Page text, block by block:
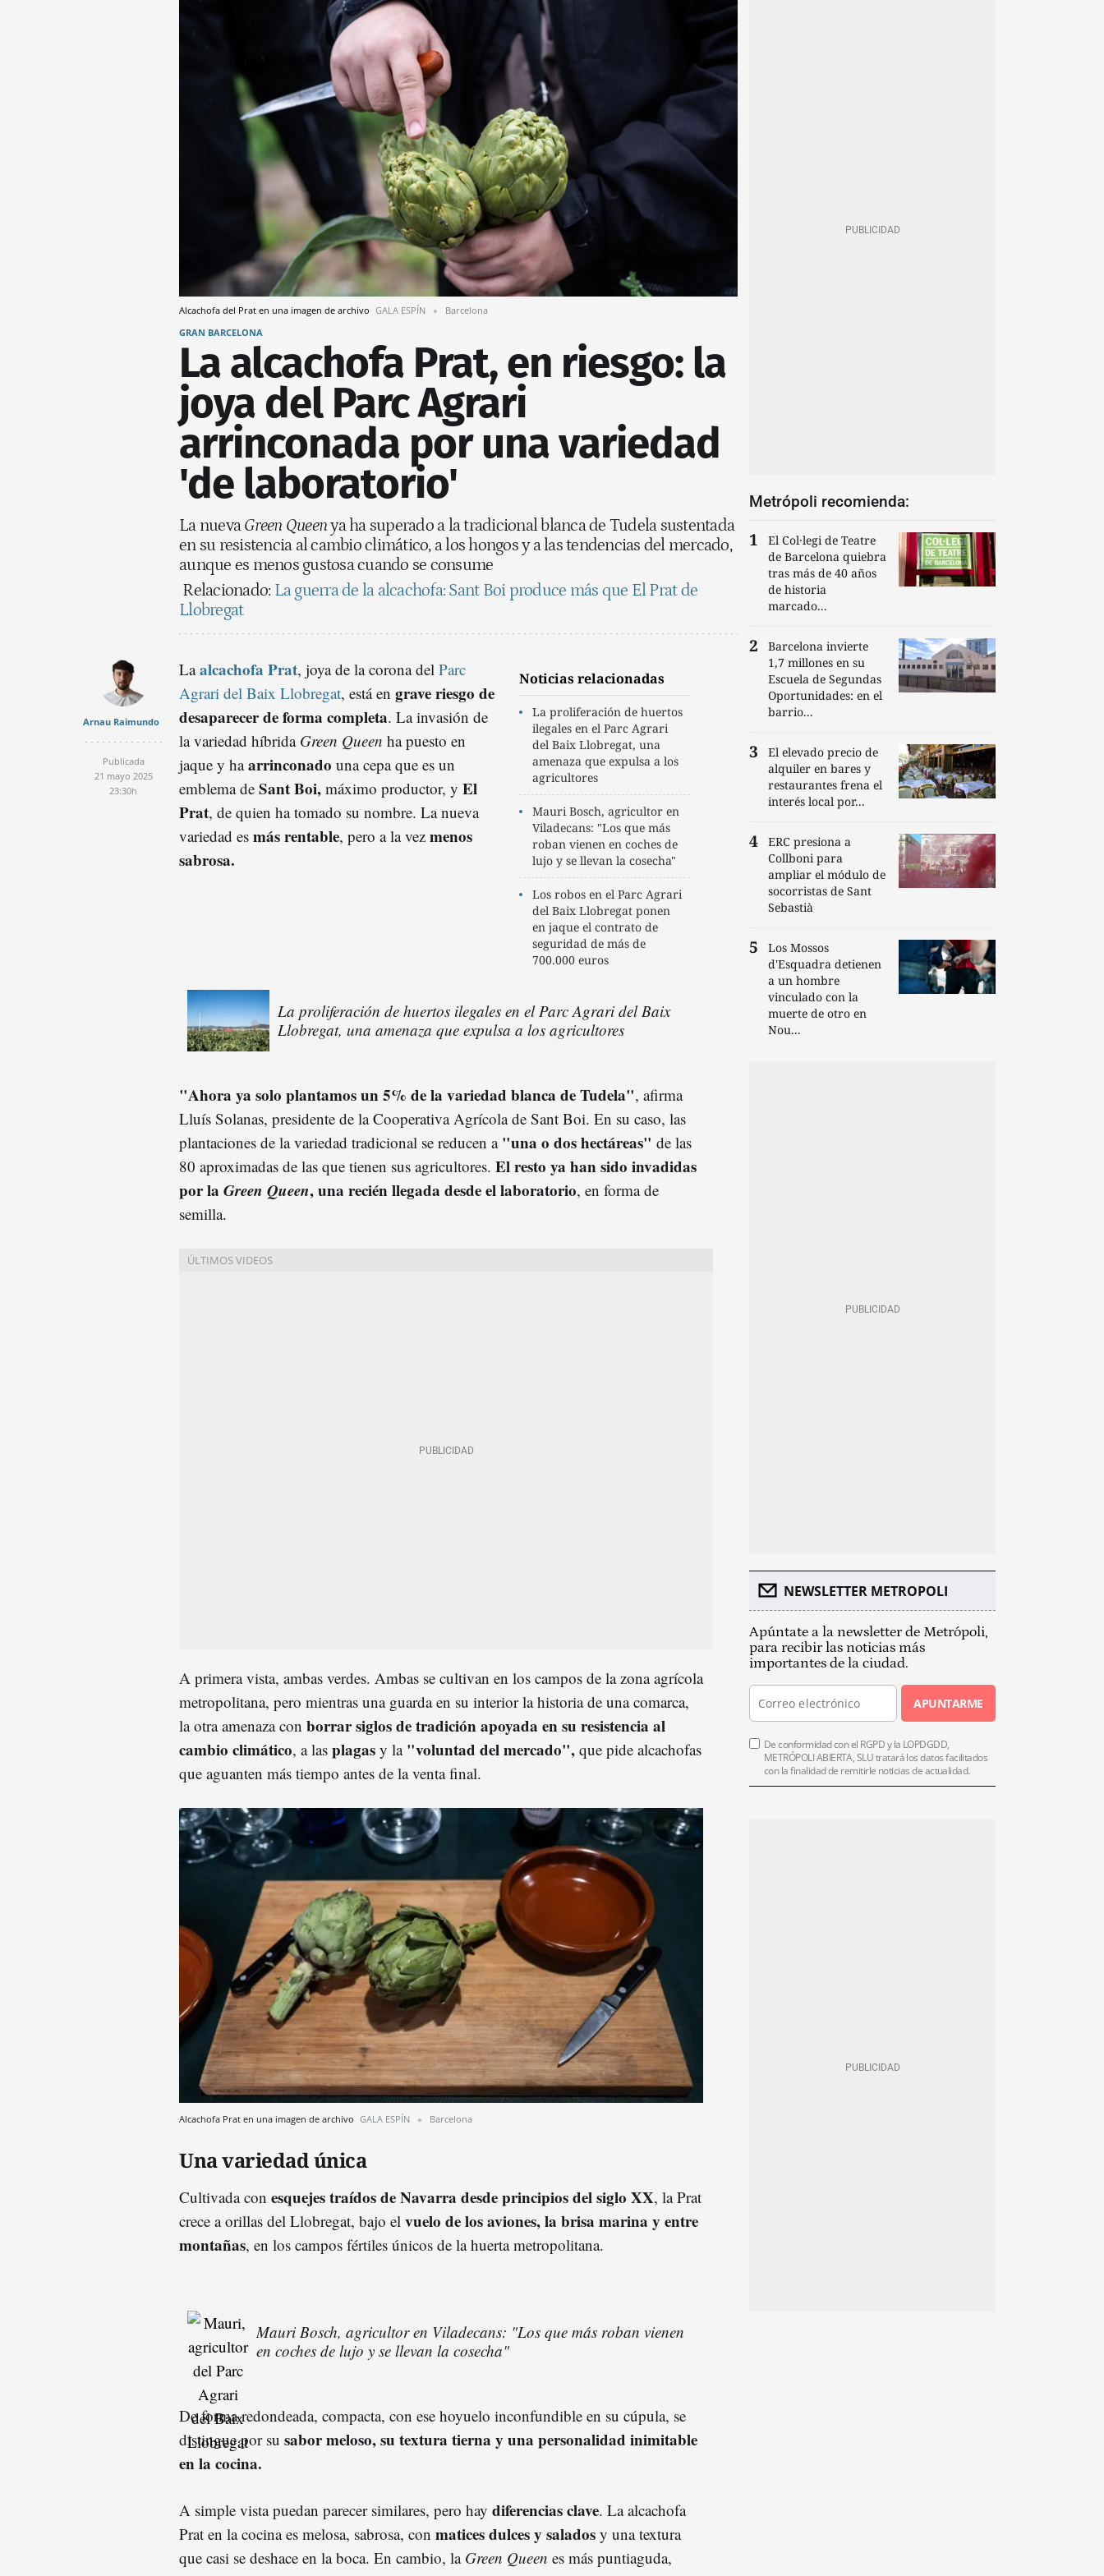
Alcachofa del Prat en una imagen de archivo GALA ESPÍN
Barcelona
GRAN BARCELONA
La alcachofa Prat, en riesgo: la
joya del Parc Agrari
arrinconada por una variedad
'de laboratorio'
La nuevaGreen Queenya ha superado a la tradicional blanca de Tudela sustentada
en su resistencia al cambio climático, a los hongos y a las tendencias del mercado,
aunque es menos gustosa cuando se consume
Relacionado: La guerra de la alcachofa: Sant Boi produce más que El Prat de
Llobregat
Arnau Raimundo
Publicada
21 mayo 2025
23:30h
Noticias relacionadas
La proliferación de huertos
ilegales en el Parc Agrari
del Baix Llobregat, una
amenaza que expulsa a los
agricultores
Mauri Bosch, agricultor en
Viladecans: "Los que más
roban vienen en coches de
lujo y se llevan la cosecha"
Los robos en el Parc Agrari
del Baix Llobregat ponen
en jaque el contrato de
seguridad de más de
700.000 euros
Laalcachofa Prat, joya de la corona del Parc
Agrari del Baix Llobregat, está en grave riesgo de
desaparecer de forma completa. La invasión de
la variedad híbrida Green Queen ha puesto en
jaque y haarrinconado una cepa que es un
emblema de Sant Boi, máximo productor, y El
Prat, de quien ha tomado su nombre. La nueva
variedad es más rentable, pero a la vez menos
sabrosa.
La proliferación de huertos ilegales en el Parc Agrari del Baix
Llobregat, una amenaza que expulsa a los agricultores
"Ahora ya solo plantamos un 5% de la variedad blanca de Tudela", afirma
Lluís Solanas, presidente de la Cooperativa Agrícola de Sant Boi. En su caso, las
plantaciones de la variedad tradicional se reducen a "una o dos hectáreas" de las
80 aproximadas de las que tienen sus agricultores. El resto ya han sido invadidas
por la Green Queen, una recién llegada desde el laboratorio, en forma de
semilla.
A primera vista, ambas verdes. Ambas se cultivan en los campos de la zona agrícola
metropolitana, pero mientras una guarda en su interior la historia de una comarca,
la otra amenaza con borrar siglos de tradición apoyada en su resistencia al
cambio climático, a las plagas y la "voluntad del mercado", que pide alcachofas
que aguanten más tiempo antes de la venta final.
Alcachofa Prat en una imagen de archivo GALA ESPÍN Barcelona
Una variedad única
Cultivada con esquejes traídos de Navarra desde principios del siglo XX, la Prat
crece a orillas del Llobregat, bajo el vuelo de los aviones, la brisa marina y entre
montañas, en los campos fértiles únicos de la huerta metropolitana.
Mauri Bosch, agricultor en Viladecans: "Los que más roban vienen
en coches de lujo y se llevan la cosecha"
De forma redondeada, compacta, con ese hoyuelo inconfundible en su cúpula, se
distingue por su sabor meloso, su textura tierna y una personalidad inimitable
en la cocina.
A simple vista puedan parecer similares, pero hay diferencias clave. La alcachofa
Prat en la cocina es melosa, sabrosa, con matices dulces y salados y una textura
que casi se deshace en la boca. En cambio, la Green Queen es más puntiaguda,
Metrópoli recomienda:
El Col·legi de Teatre
de Barcelona quiebra
tras más de 40 años
de historia
marcado...
Barcelona invierte
1,7 millones en su
Escuela de Segundas
Oportunidades: en el
barrio...
El elevado precio de
alquiler en bares y
restaurantes frena el
interés local por...
ERC presiona a
Collboni para
ampliar el módulo de
socorristas de Sant
Sebastià
Los Mossos
d'Esquadra detienen
a un hombre
vinculado con la
muerte de otro en
Nou...
NEWSLETTER METROPOLI
Apúntate a la newsletter de Metrópoli,
para recibir las noticias más
importantes de la ciudad.
APUNTARME
De conformidad con el RGPD y la LOPDGDD,
METRÓPOLI ABIERTA, SLU tratará los datos facilitados
con la finalidad de remitirle noticias de actualidad.